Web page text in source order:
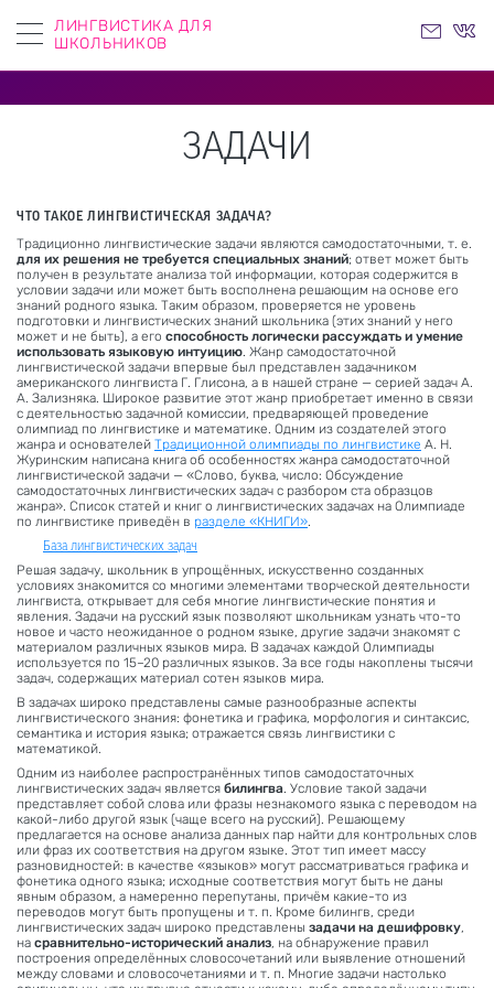
ЛИНГВИСТИКА ДЛЯ
ШКОЛЬНИКОВ
ЗАДАЧИ
ЧТО ТАКОЕ ЛИНГВИСТИЧЕСКАЯ ЗАДАЧА?
Традиционно лингвистические задачи являются самодостаточными, т. е.
для их решения не требуется специальных знаний; ответ может быть
получен в результате анализа той информации, которая содержится в
условии задачи или может быть восполнена решающим на основе его
знаний родного языка. Таким образом, проверяется не уровень
подготовки и лингвистических знаний школьника (этих знаний у него
может и не быть), а его способность логически рассуждать и умение
использовать языковую интуицию. Жанр самодостаточной
лингвистической задачи впервые был представлен задачником
американского лингвиста Г. Глисона, а в нашей стране — серией задач А.
А. Зализняка. Широкое развитие этот жанр приобретает именно в связи
с деятельностью задачной комиссии, предваряющей проведение
олимпиад по лингвистике и математике. Одним из создателей этого
жанра и основателей Традиционной олимпиады по лингвистике А. Н.
Журинским написана книга об особенностях жанра самодостаточной
лингвистической задачи — «Слово, буква, число: Обсуждение
самодостаточных лингвистических задач с разбором ста образцов
жанра». Список статей и книг о лингвистических задачах на Олимпиаде
по лингвистике приведён в разделе «КНИГИ».
База лингвистических задач
Решая задачу, школьник в упрощённых, искусственно созданных
условиях знакомится со многими элементами творческой деятельности
лингвиста, открывает для себя многие лингвистические понятия и
явления. Задачи на русский язык позволяют школьникам узнать что-то
новое и часто неожиданное о родном языке, другие задачи знакомят с
материалом различных языков мира. В задачах каждой Олимпиады
используется по 15–20 различных языков. За все годы накоплены тысячи
задач, содержащих материал сотен языков мира.
В задачах широко представлены самые разнообразные аспекты
лингвистического знания: фонетика и графика, морфология и синтаксис,
семантика и история языка; отражается связь лингвистики с
математикой.
Одним из наиболее распространённых типов самодостаточных
лингвистических задач является билингва. Условие такой задачи
представляет собой слова или фразы незнакомого языка с переводом на
какой-либо другой язык (чаще всего на русский). Решающему
предлагается на основе анализа данных пар найти для контрольных слов
или фраз их соответствия на другом языке. Этот тип имеет массу
разновидностей: в качестве «языков» могут рассматриваться графика и
фонетика одного языка; исходные соответствия могут быть не даны
явным образом, а намеренно перепутаны, причём какие-то из
переводов могут быть пропущены и т. п. Кроме билингв, среди
лингвистических задач широко представлены задачи на дешифровку,
на сравнительно-исторический анализ, на обнаружение правил
построения определённых словосочетаний или выявление отношений
между словами и словосочетаниями и т. п. Многие задачи настолько